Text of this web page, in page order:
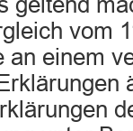
vom
an einem